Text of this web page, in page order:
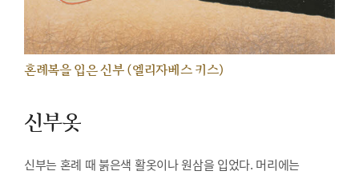
혼례복을 입은 신부 (엘리자베스 키스)
신부옷
신부는 혼례 때 붉은색 활옷이나 원삼을 입었다. 머리에는